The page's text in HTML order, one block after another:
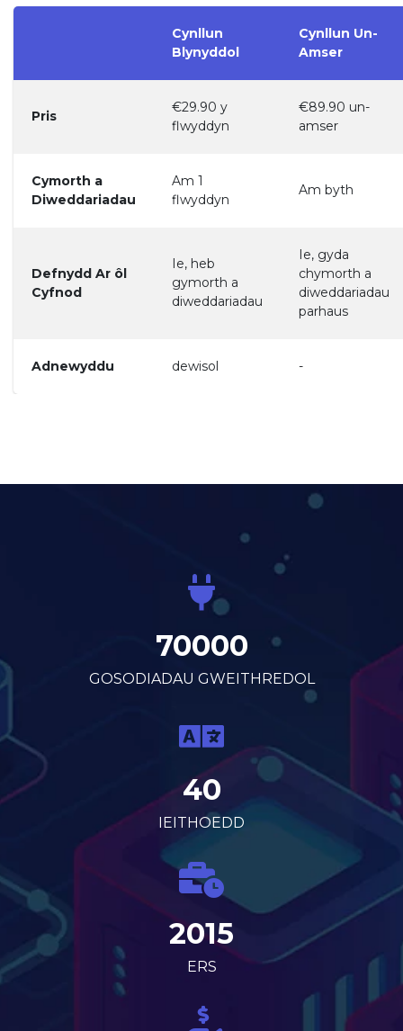
Cynllun
Blynyddol
Cynllun Un-
Amser
Pris
€29.90 y
flwyddyn
€89.90 un-
amser
Cymorth a
Diweddariadau
Am 1
flwyddyn
Am byth
Defnydd Ar ôl
Cyfnod
Ie, heb
gymorth a
diweddariadau
Ie, gyda
chymorth a
diweddariadau
parhaus
Adnewyddu dewisol -
70000
GOSODIADAU GWEITHREDOL
40
IEITHOEDD
2015
ERS